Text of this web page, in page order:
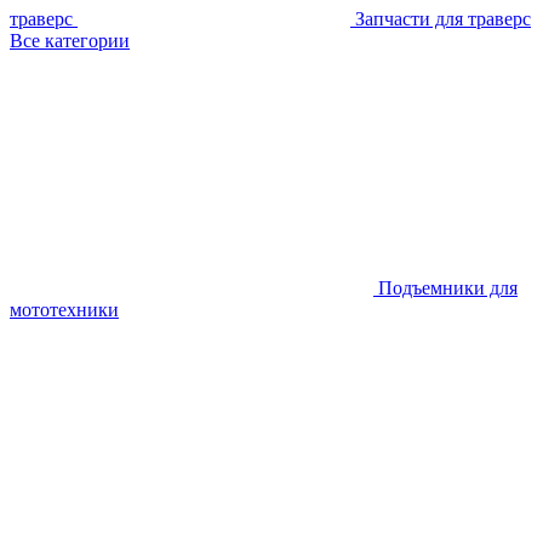
траверс
Запчасти для траверс
Все категории
Подъемники для
мототехники